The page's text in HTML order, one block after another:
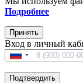
Подробнее
Принять
Вход в личный
Подтвердить